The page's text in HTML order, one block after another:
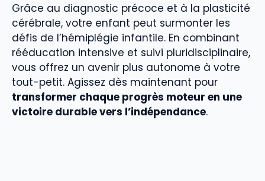
Grâce au diagnostic précoce et à la plasticité
cérébrale, votre enfant peut surmonter les
défis de l’hémiplégie infantile. En combinant
rééducation intensive et suivi pluridisciplinaire,
vous offrez un avenir plus autonome à votre
tout-petit. Agissez dès maintenant pour
transformer chaque progrès moteur en une
victoire durable vers l’indépendance.